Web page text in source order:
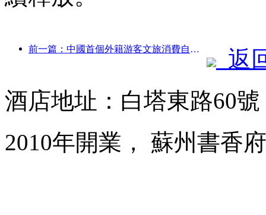
前一篇：中國首個外籍游客文旅消費自助系統在滬啟動
返
酒店地址：白塔東路60
2010年開業， 蘇州書